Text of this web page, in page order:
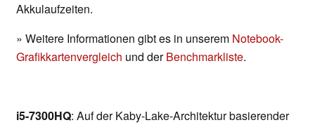
Akkulaufzeiten.
» Weitere Informationen gibt es in unserem Notebook-
Grafikkartenvergleich und derBenchmarkliste.
i5-7300HQ: Auf der Kaby-Lake-Architektur basierender